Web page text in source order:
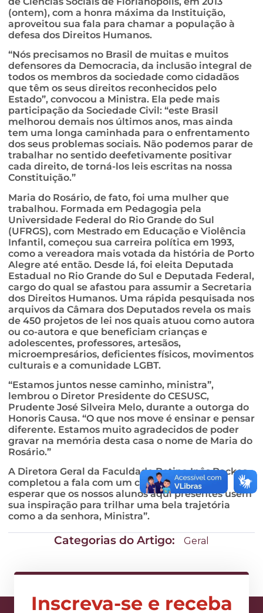
(ontem), com a honra máxima da Instituição,
aproveitou sua fala para chamar a população à
defesa dos Direitos Humanos.
“Nós precisamos no Brasil de muitas e muitos
defensores da Democracia, da inclusão integral de
todos os membros da sociedade como cidadãos
que têm os seus direitos reconhecidos pelo
Estado”, convocou a Ministra. Ela pede mais
participação da Sociedade Civil: “este Brasil
melhorou demais nos últimos anos, mas ainda
tem uma longa caminhada para o enfrentamento
dos seus problemas sociais. Não podemos parar de
trabalhar no sentido deefetivamente positivar
cada direito, de torná-los leis escritas na nossa
Constituição.”
Maria do Rosário, de fato, foi uma mulher que
trabalhou. Formada em Pedagogia pela
Universidade Federal do Rio Grande do Sul
(UFRGS), com Mestrado em Educação e Violência
Infantil, começou sua carreira política em 1993,
como a vereadora mais votada da história de Porto
Alegre até então. Desde lá, foi eleita Deputada
Estadual no Rio Grande do Sul e Deputada Federal,
cargo do qual se afastou para assumir a Secretaria
dos Direitos Humanos. Uma rápida pesquisada nos
arquivos da Câmara dos Deputados revela os mais
de 450 projetos de lei nos quais atuou como autora
ou co-autora e que beneficiam crianças e
adolescentes, professores, artesãos,
microempresários, deficientes físicos, movimentos
culturais e a comunidade LGBT.
“Estamos juntos nesse caminho, ministra”,
lembrou o Diretor Presidente do CESUSC,
Prudente José Silveira Melo, durante a outorga do
Honoris Causa. “O que nos move é ensinar e pensar
diferente. Estamos muito agradecidos de poder
gravar na memória desta casa o nome de Maria do
Rosário.”
A Diretora Geral da Faculdade Betina Inês Backes
completou a fala com um convite: “Só posso
esperar que os nossos alunos aqui presentes usem
sua inspiração para trilhar uma bela trajetória
como a da senhora, Ministra”.
Categorias do Artigo: Geral
Inscreva-se e receba